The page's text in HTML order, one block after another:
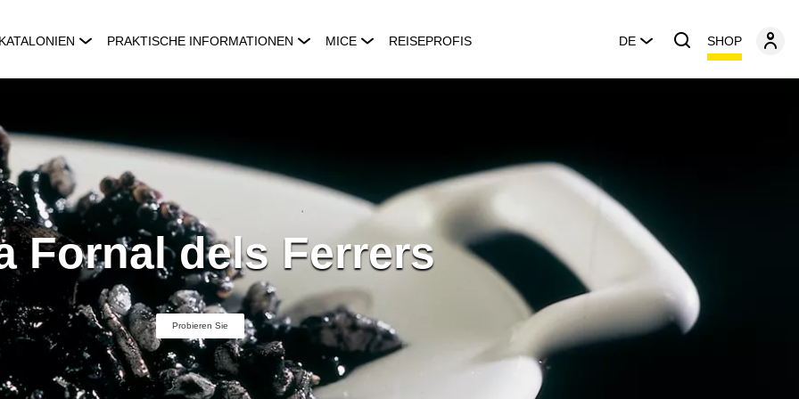
PRAKTISCHE INFORMATIONEN MICE REISEPROFIS DE SHOP
Fornal dels Ferrers
Probieren Sie